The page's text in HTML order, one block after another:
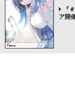
『
ア開